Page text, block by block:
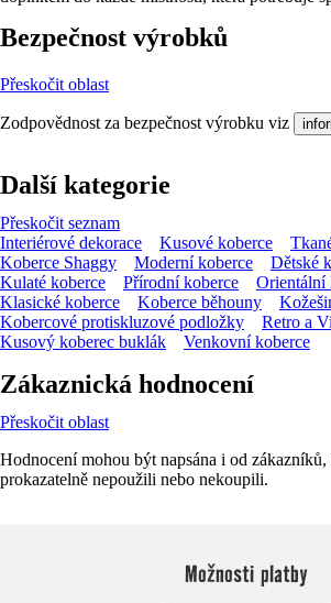
Bezpečnost výrobků
Přeskočit oblast
Zodpovědnost za bezpečnost výrobku viz
Další kategorie
Přeskočit seznam
Interiérové dekorace
Kusové koberce
Koberce Shaggy
Moderní koberce
Dětské
Kulaté koberce
Přírodní koberce
Orientální
Klasické koberce
Koberce běhouny
Kobercové protiskluzové podložky
Retro a
Kusový koberec buklák
Venkovní koberce
Zákaznická hodnocení
Přeskočit oblast
Hodnocení mohou být napsána i od
prokazatelně nepoužili nebo nekoupili.
Možnosti platby